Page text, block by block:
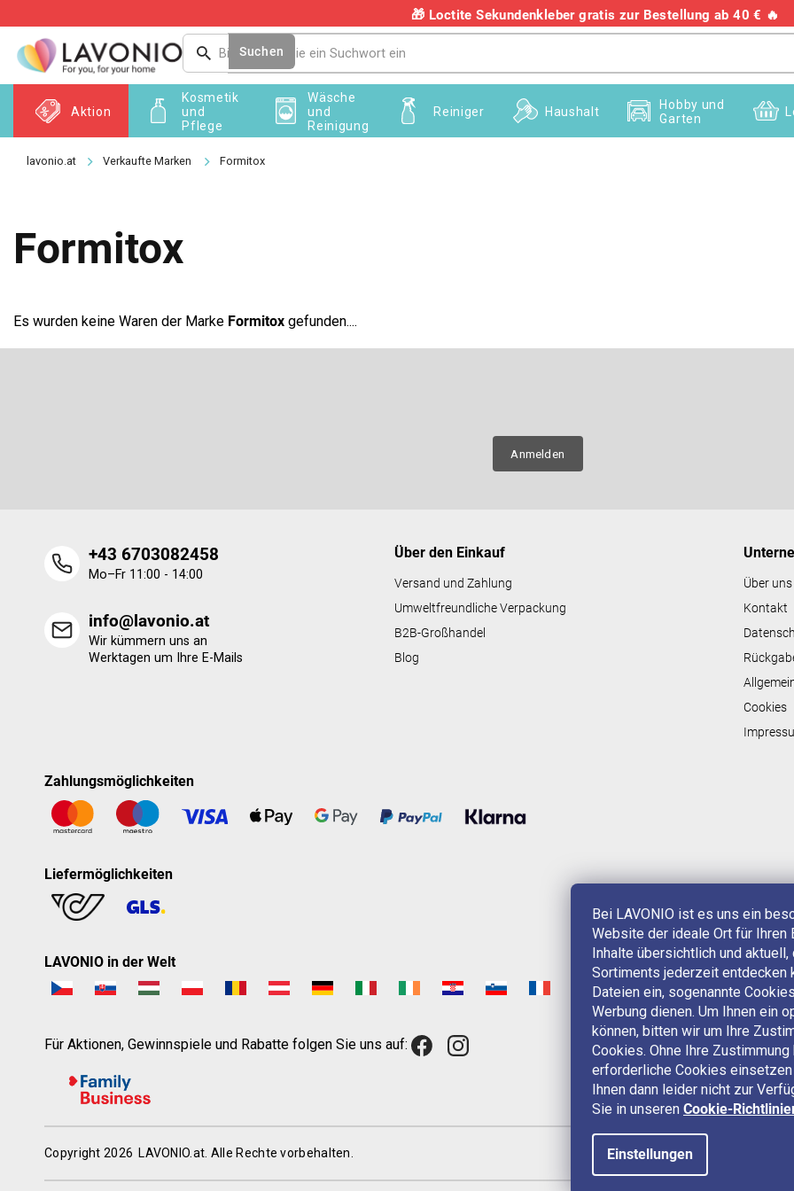
Bei LAVONIO ist es uns ein
Website der ideale Ort für Ihren
Inhalte übersichtlich und
Sortiments jederzeit entdecken
Dateien ein, sogenannte
Werbung dienen. Um Ihnen ein
können, bitten wir um Ihre
Cookies. Ohne Ihre
erforderliche Cookies
Ihnen dann leider nicht zur
Sie in unseren Cookie-
Einstellungen
Inhalt
springen
🎁 Loctite Sekundenkleber gratis zur Bestellung ab 40 € 🔥
+436703082458
Suchen
Aktion
Kosmetik
und
Pflege
Wäsche
und
Reinigung
Reiniger Haushalt
Hobby und
Garten
Verkaufte Marken Formitox
Formitox
Es wurden keine Waren der Marke Formitox gefunden....
Anmelden
+43 6703082458
Mo–Fr 11:00 - 14:00
info@lavonio.at
Wir kümmern uns an
Werktagen um Ihre E-Mails
Über den Einkauf
Versand und Zahlung
Umweltfreundliche Verpackung
B2B-Großhandel
Blog
Über uns
Kontakt
Cookies
Zahlungsmöglichkeiten
Liefermöglichkeiten
LAVONIO in der Welt
Für Aktionen, Gewinnspiele und Rabatte folgen Sie uns auf:
Copyright 2026 LAVONIO.at . Alle Rechte vorbehalten.